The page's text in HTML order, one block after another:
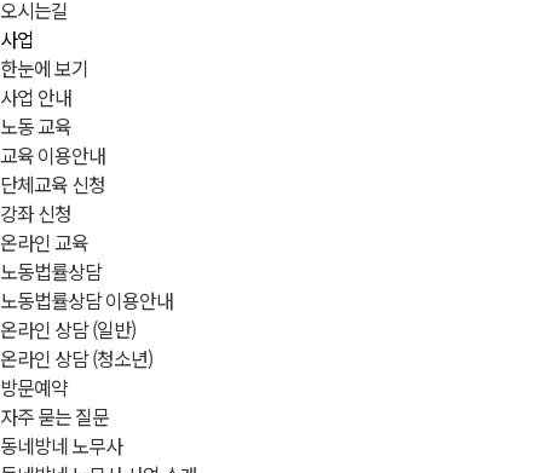
오시는길
사업
한눈에 보기
사업 안내
노동 교육
교육 이용안내
단체교육 신청
강좌 신청
온라인 교육
노동법률상담
노동법률상담 이용안내
온라인 상담 (일반)
온라인 상담 (청소년)
방문예약
자주 묻는 질문
동네방네 노무사